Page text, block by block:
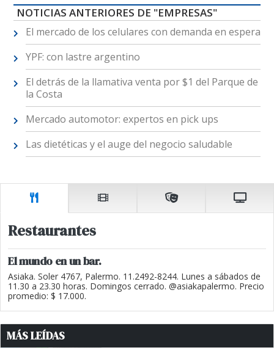
NOTICIAS ANTERIORES DE "EMPRESAS"
El mercado de los celulares con demanda en espera
YPF: con lastre argentino
El detrás de la llamativa venta por $1 del Parque de
la Costa
Mercado automotor: expertos en pick ups
Las dietéticas y el auge del negocio saludable
Restaurantes
El mundo en un bar.
Asiaka. Soler 4767, Palermo. 11.2492-8244. Lunes a sábados de
11.30 a 23.30 horas. Domingos cerrado. @asiakapalermo. Precio
promedio: $ 17.000.
MÁS LEÍDAS